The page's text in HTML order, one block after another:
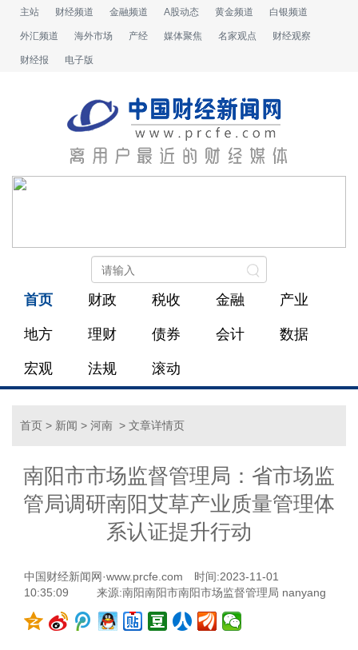
主站 财经频道 金融频道 A股动态 黄金频道 白银频道
外汇频道 海外市场 产经 媒体聚焦 名家观点 财经观察
财经报 电子版
首页 财政 税收 金融 产业
地方 理财 债券 会计 数据
宏观 法规 滚动
首页 > 新闻 > 河南 > 文章详情页
南阳市市场监督管理局：省市场监
管局调研南阳艾草产业质量管理体
系认证提升行动
中国财经新闻网·www.prcfe.com
时间:2023-11-01
10:35:09
来源:南阳南阳市南阳市场监督管理局 nanyang